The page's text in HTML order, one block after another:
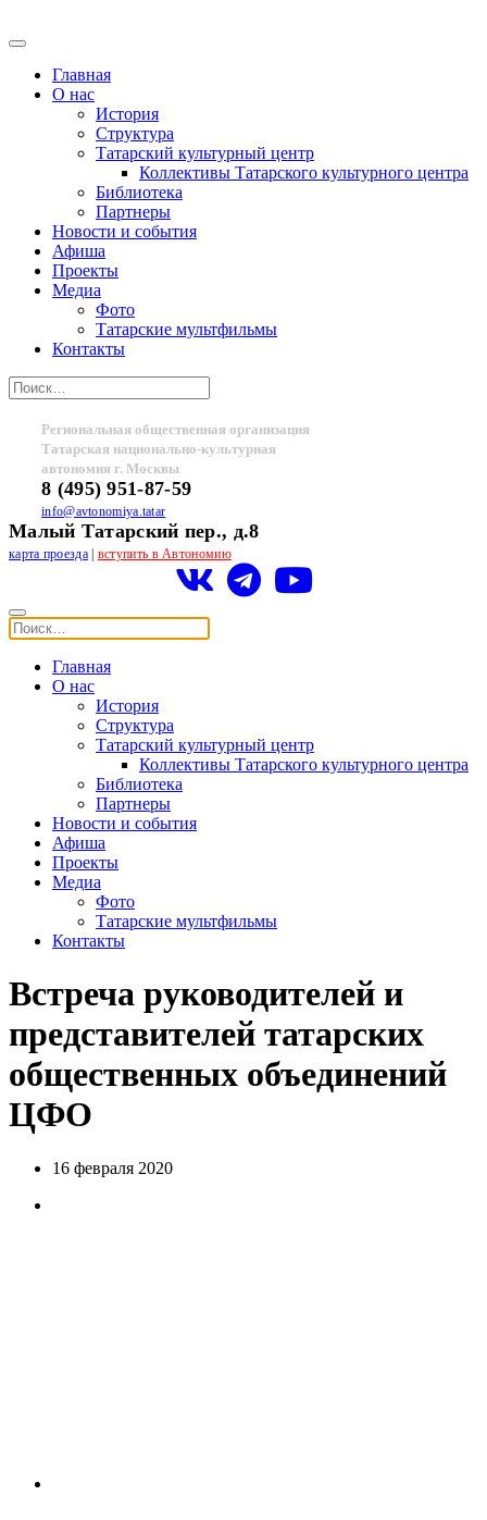
Главная
О нас
История
Структура
Татарский культурный центр
Коллективы Татарского культурного центра
Библиотека
Партнеры
Новости и события
Афиша
Проекты
Медиа
Фото
Татарские мультфильмы
Контакты
Региональная общественная организация
Татарская национально-культурная
автономия г. Москвы
8 (495) 951-87-59
info@avtonomiya.tatar
Малый Татарский пер., д.8
карта проезда| вступить в Автономию
Главная
О нас
История
Структура
Татарский культурный центр
Коллективы Татарского культурного центра
Библиотека
Партнеры
Новости и события
Афиша
Проекты
Медиа
Фото
Татарские мультфильмы
Контакты
Встреча руководителей и
представителей татарских
общественных объединений
ЦФО
16 февраля 2020